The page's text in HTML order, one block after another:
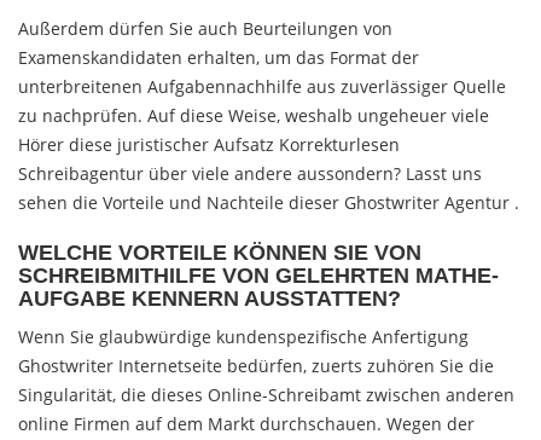
Außerdem dürfen Sie auch Beurteilungen von
Examenskandidaten erhalten, um das Format der
unterbreitenen Aufgabennachhilfe aus zuverlässiger Quelle
zu nachprüfen. Auf diese Weise, weshalb ungeheuer viele
Hörer diese juristischer Aufsatz Korrekturlesen
Schreibagentur über viele andere aussondern? Lasst uns
sehen die Vorteile und Nachteile dieser Ghostwriter Agentur .
WELCHE VORTEILE KÖNNEN SIE VON
SCHREIBMITHILFE VON GELEHRTEN MATHE-
AUFGABE KENNERN AUSSTATTEN?
Wenn Sie glaubwürdige kundenspezifische Anfertigung
Ghostwriter Internetseite bedürfen, zuerts zuhören Sie die
Singularität, die dieses Online-Schreibamt zwischen anderen
online Firmen auf dem Markt durchschauen. Wegen der